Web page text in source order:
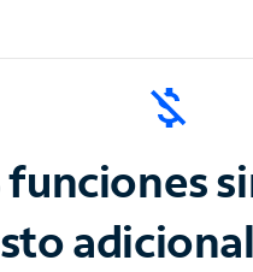
funciones
adicional